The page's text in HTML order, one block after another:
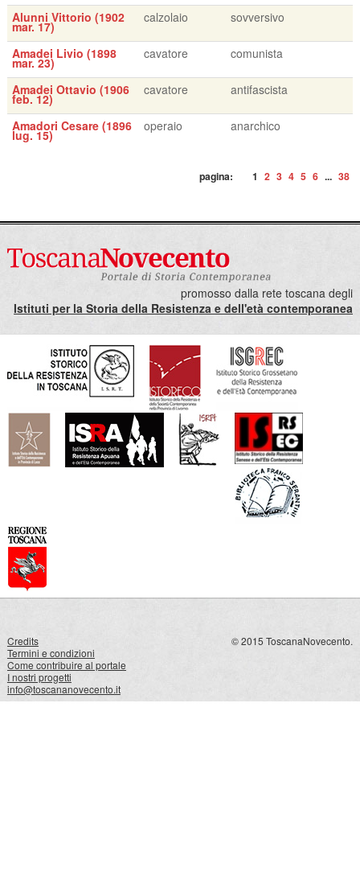
Alunni Vittorio (1902
mar. 17)
calzolaio sovversivo
Amadei Livio (1898
mar. 23)
cavatore comunista
Amadei Ottavio (1906
feb. 12)
cavatore antifascista
Amadori Cesare (1896
lug. 15)
operaio anarchico
pagina: 1 2 3 4 5 6 ... 38
promosso dalla rete toscana degli
Istituti per la Storia della Resistenza e dell'età contemporanea
Credits
Termini e condizioni
Come contribuire al portale
I nostri progetti
info@toscananovecento.it
© 2015 ToscanaNovecento.